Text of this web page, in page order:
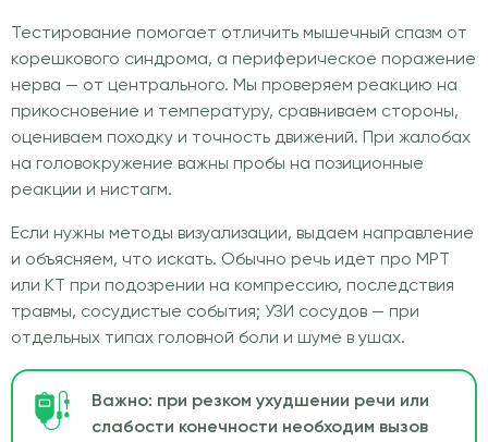
Тестирование помогает отличить мышечный спазм от
корешкового синдрома, а периферическое поражение
нерва — от центрального. Мы проверяем реакцию на
прикосновение и температуру, сравниваем стороны,
оцениваем походку и точность движений. При жалобах
на головокружение важны пробы на позиционные
реакции и нистагм.
Если нужны методы визуализации, выдаем направление
и объясняем, что искать. Обычно речь идет про МРТ
или КТ при подозрении на компрессию, последствия
травмы, сосудистые события; УЗИ сосудов — при
отдельных типах головной боли и шуме в ушах.
Важно: при резком ухудшении речи или
слабости конечности необходим вызов